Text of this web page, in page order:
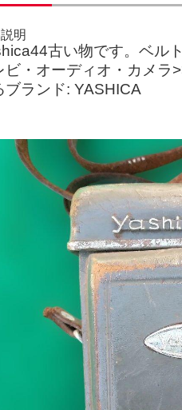
明
古い物です。ベル
ビ・オーディオ・カメラ
ブランド: YASHICA